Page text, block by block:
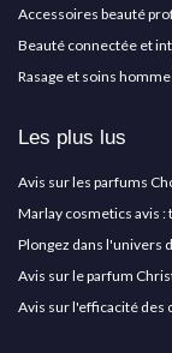
Accessoires beauté
Beauté connectée et
Rasage et soins homme
Les plus lus
Avis sur les parfums
Marlay cosmetics avis :
Plongez dans l'univers
Avis sur le parfum
Avis sur l'efficacité des